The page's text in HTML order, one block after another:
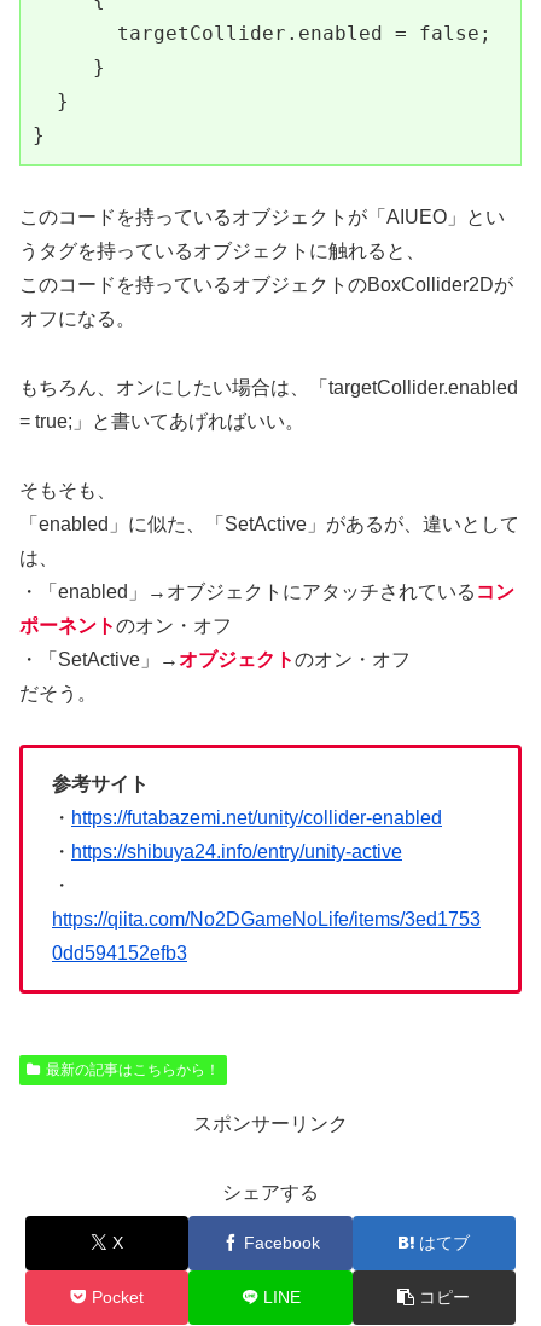
}
このコードを持っているオブジェクトが「AIUEO」とい
うタグを持っているオブジェクトに触れると、
このコードを持っているオブジェクトのBoxCollider2Dが
オフになる。
もちろん、オンにしたい場合は、「targetCollider.enabled
= true;」と書いてあげればいい。
そもそも、
「enabled」に似た、「SetActive」があるが、違いとして
は、
・「enabled」→オブジェクトにアタッチされている コン
ポーネントのオン・オフ
・「SetActive」→オブジェクトのオン・オフ
だそう。
参考サイト
・ https://futabazemi.net/unity/collider-enabled
・ https://shibuya24.info/entry/unity-active
・
https://qiita.com/No2DGameNoLife/items/3ed1753
0dd594152efb3
最新の記事はこちらから！
スポンサーリンク
シェアする
X Facebook はてブ
Pocket LINE コピー